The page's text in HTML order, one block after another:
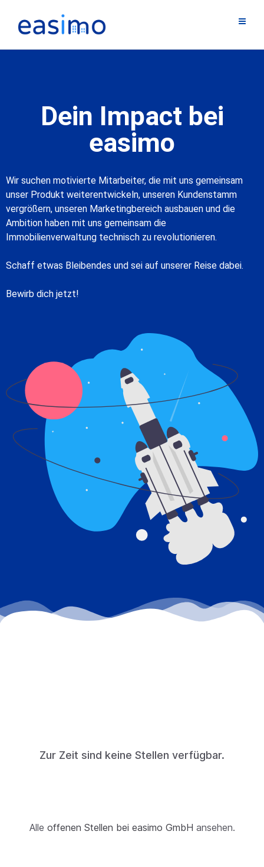
Dein Impact bei
easimo
Wir suchen motivierte Mitarbeiter, die mit uns gemeinsam
unser Produkt weiterentwickeln, unseren Kundenstamm
vergrößern, unseren Marketingbereich ausbauen und die
Ambition haben mit uns gemeinsam die
Immobilienverwaltung technisch zu revolutionieren.
Schaff etwas Bleibendes und sei auf unserer Reise dabei.
Bewirb dich jetzt!
Zur Zeit sind keine Stellen verfügbar.
Alle offenen Stellen bei easimo GmbH ansehen.